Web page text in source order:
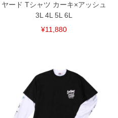
ください。
※当店での掲載商品は、実店鋪と在庫を共
舗からのお取り寄せ等により、お客様に
す。そのようなことがない様最大限に努め
ヤード Tシャツ カーキ×アッシュ
3L 4L 5L 6L
¥11,880